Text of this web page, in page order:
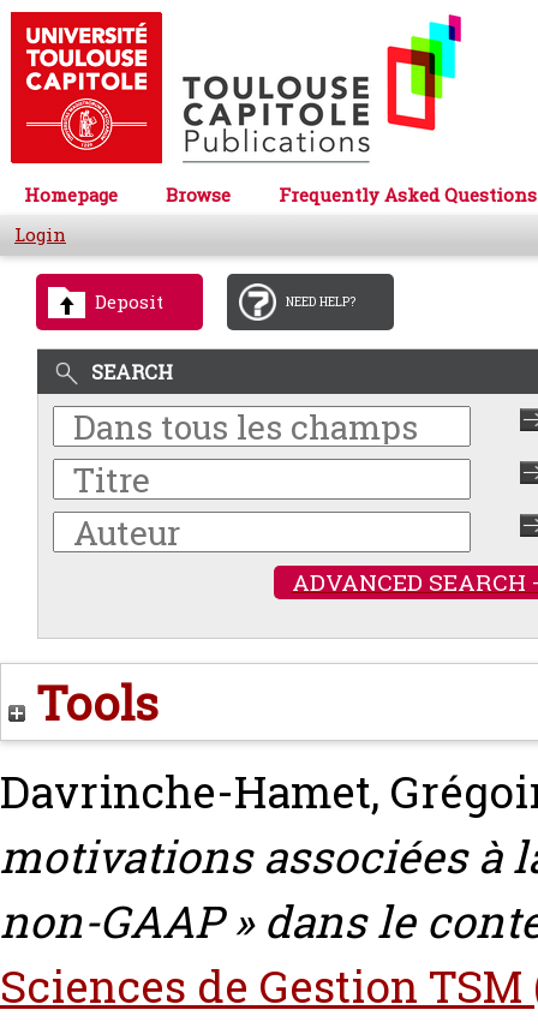
Homepage Browse
Frequently Asked Questions
Login
Deposit NEED HELP?
SEARCH
ADVANCED SEARCH
Tools
Davrinche-Hamet,
motivations associées à
non-GAAP » dans le
Sciences de Gestion TSM